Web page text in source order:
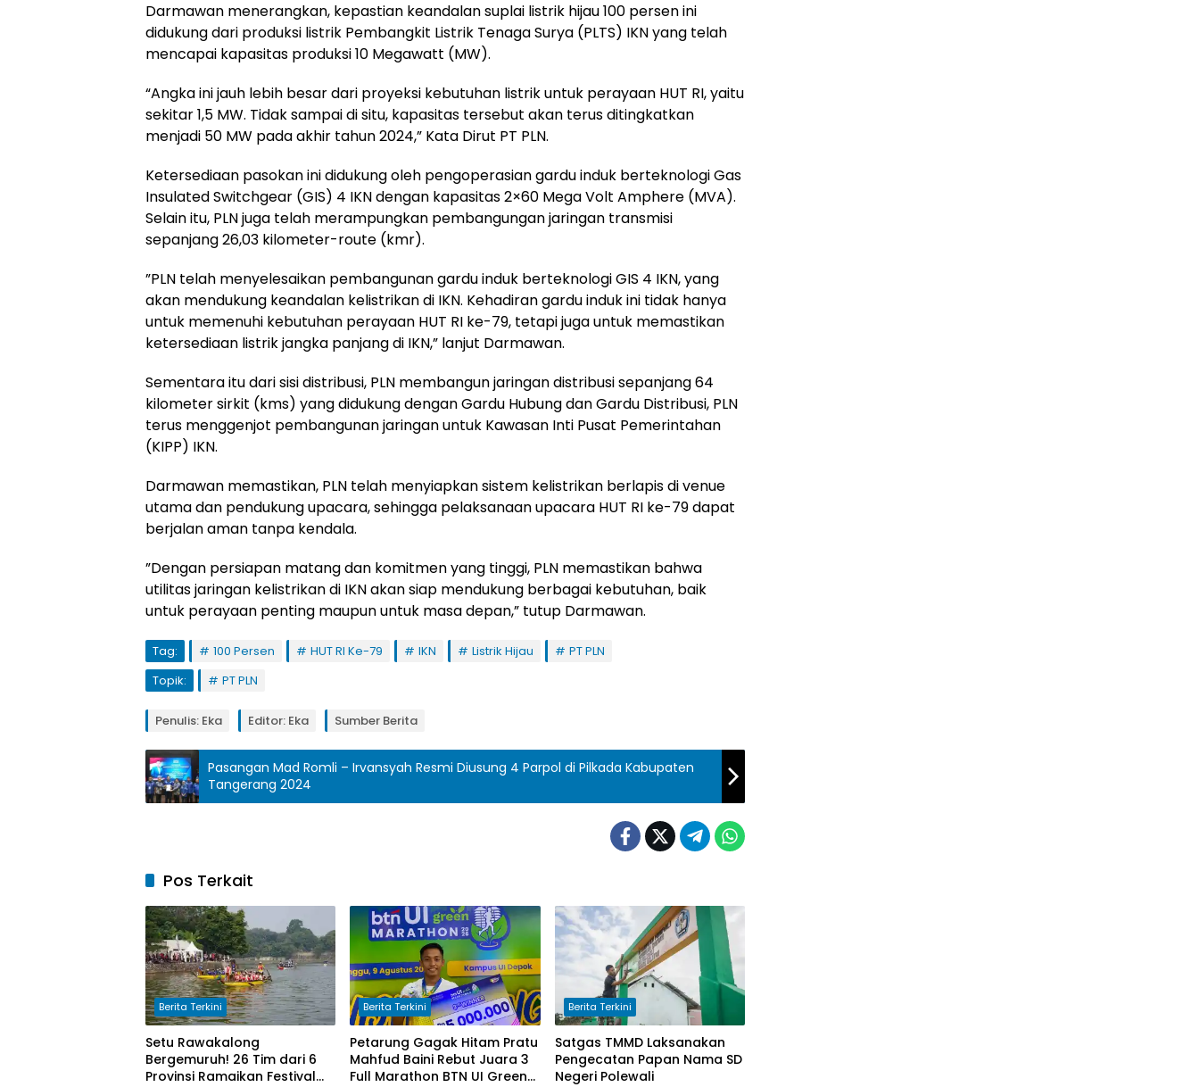
Darmawan menerangkan, kepastian keandalan suplai listrik hijau 100 persen ini
didukung dari produksi listrik Pembangkit Listrik Tenaga Surya (PLTS) IKN yang telah
mencapai kapasitas produksi 10 Megawatt (MW).
“Angka ini jauh lebih besar dari proyeksi kebutuhan listrik untuk perayaan HUT RI, yaitu
sekitar 1,5 MW. Tidak sampai di situ, kapasitas tersebut akan terus ditingkatkan
menjadi 50 MW pada akhir tahun 2024,” Kata Dirut PT PLN.
Ketersediaan pasokan ini didukung oleh pengoperasian gardu induk berteknologi Gas
Insulated Switchgear (GIS) 4 IKN dengan kapasitas 2×60 Mega Volt Amphere (MVA).
Selain itu, PLN juga telah merampungkan pembangungan jaringan transmisi
sepanjang 26,03 kilometer-route (kmr).
”PLN telah menyelesaikan pembangunan gardu induk berteknologi GIS 4 IKN, yang
akan mendukung keandalan kelistrikan di IKN. Kehadiran gardu induk ini tidak hanya
untuk memenuhi kebutuhan perayaan HUT RI ke-79, tetapi juga untuk memastikan
ketersediaan listrik jangka panjang di IKN,” lanjut Darmawan.
Sementara itu dari sisi distribusi, PLN membangun jaringan distribusi sepanjang 64
kilometer sirkit (kms) yang didukung dengan Gardu Hubung dan Gardu Distribusi, PLN
terus menggenjot pembangunan jaringan untuk Kawasan Inti Pusat Pemerintahan
(KIPP) IKN.
Darmawan memastikan, PLN telah menyiapkan sistem kelistrikan berlapis di venue
utama dan pendukung upacara, sehingga pelaksanaan upacara HUT RI ke-79 dapat
berjalan aman tanpa kendala.
”Dengan persiapan matang dan komitmen yang tinggi, PLN memastikan bahwa
utilitas jaringan kelistrikan di IKN akan siap mendukung berbagai kebutuhan, baik
untuk perayaan penting maupun untuk masa depan,” tutup Darmawan.
Tag: 100 Persen HUT RI Ke-79 IKN Listrik Hijau
PT PLN
Topik:
PT PLN
Penulis: Eka Editor: Eka Sumber Berita
Pasangan Mad Romli – Irvansyah Resmi Diusung 4 Parpol di Pilkada Kabupaten
Tangerang 2024
Pos Terkait
Berita Terkini
Setu Rawakalong
Bergemuruh! 26 Tim dari 6
Provinsi Ramaikan Festival
Berita Terkini
Petarung Gagak Hitam Pratu
Mahfud Baini Rebut Juara 3
Full Marathon BTN UI Green
Berita Terkini
Satgas TMMD Laksanakan
Pengecatan Papan Nama SD
Negeri Polewali